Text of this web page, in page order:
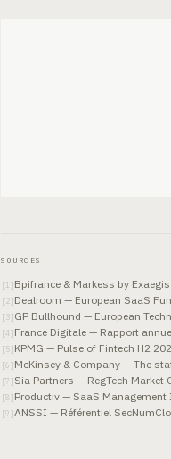
SOURCES
[1 ]Bpifrance & Markess by
[2]Dealroom — European SaaS
[ 3]GP Bullhound — European
[4 ]France Digitale — Rapport
[5]KPMG — Pulse of Fintech H2
[6 ]McKinsey & Company — The
[7 ]Sia Partners — RegTech Market
[8]Productiv — SaaS Management
[9 ]ANSSI — Référentiel